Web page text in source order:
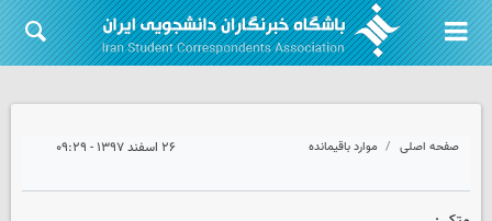
صفحه اصلی موارد باقیمانده ۲۶ اسفند ۱۳۹۷ - ۰۹:۲۹